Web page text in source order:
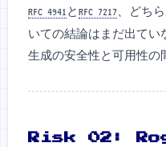
RFC 4941 と RFC 7217
、どち
いての結論はまだ出て
生成の安全性と可用性の
Risk 02: